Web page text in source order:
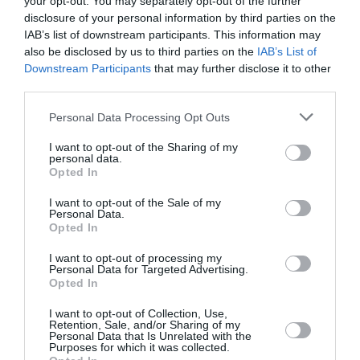
disclosure of your personal information by third parties on the
IAB’s list of downstream participants. This information may
also be disclosed by us to third parties on the IAB’s List of
Downstream Participants that may further disclose it to other
Personal Data Processing Opt Outs
I want to opt-out of the Sharing of my
personal data.
Opted In
I want to opt-out of the Sale of my
Personal Data.
Opted In
I want to opt-out of processing my
Personal Data for Targeted Advertising.
Opted In
I want to opt-out of Collection, Use,
Retention, Sale, and/or Sharing of my
Personal Data that Is Unrelated with the
Purposes for which it was collected.
Διάρκεια 110 λεπτά με διάλειμμα
Ταυτότητα Εκδήλωσης
Ημερομηνία:
Από: 05/07/2024
Τοποθεσία:
Ελληνικός Κόσμος – Ίδρυμα Μείζονος Ελληνισμού
Eισιτήρια:
από 18€
Πληροφορίες / Κρατήσεις:
Τηλ.: 212 254 0000 |hellenic-cosmos.gr